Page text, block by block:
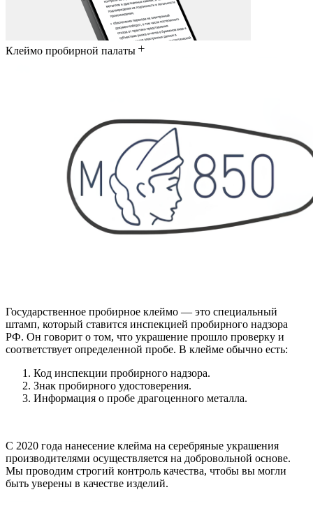
Клеймо пробирной палаты
Государственное пробирное клеймо — это специальный
штамп, который ставится инспекцией пробирного надзора
РФ. Он говорит о том, что украшение прошло проверку и
соответствует определенной пробе. В клейме обычно есть:
Код инспекции пробирного надзора.
Знак пробирного удостоверения.
Информация о пробе драгоценного металла.
С 2020 года нанесение клейма на серебряные украшения
производителями осуществляется на добровольной основе.
Мы проводим строгий контроль качества, чтобы вы могли
быть уверены в качестве изделий.